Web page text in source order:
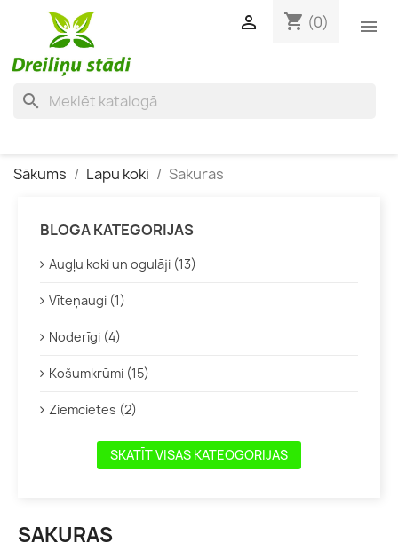

shopping_cart (0)

search
Sākums Lapu koki Sakuras
BLOGA KATEGORIJAS
Augļu koki un ogulāji (13)
Vīteņaugi (1)
Noderīgi (4)
Košumkrūmi (15)
Ziemcietes (2)
SKATĪT VISAS KATEOGORIJAS
SAKURAS